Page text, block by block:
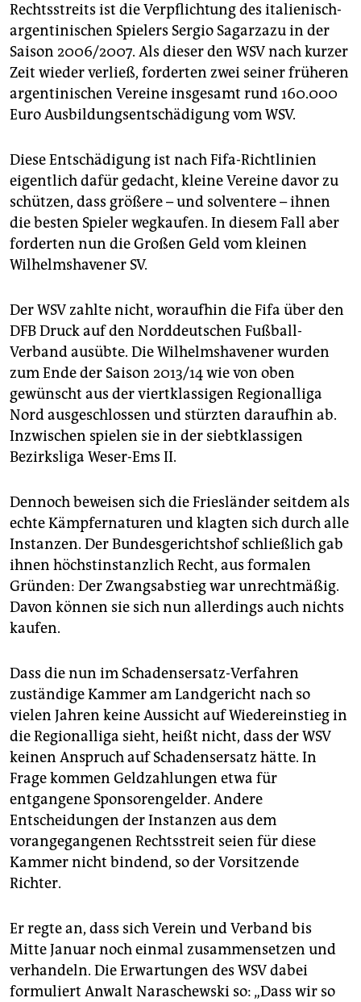
Rechtsstreits ist die Verpflichtung des italienisch-
argentinischen Spielers Sergio Sagarzazu in der
Saison 2006/2007. Als dieser den WSV nach kurzer
Zeit wieder verließ, forderten zwei seiner früheren
argentinischen Vereine insgesamt rund 160.000
Euro Ausbildungsentschädigung vom WSV.
Diese Entschädigung ist nach Fifa-Richtlinien
eigentlich dafür gedacht, kleine Vereine davor zu
schützen, dass größere – und solventere – ihnen
die besten Spieler wegkaufen. In diesem Fall aber
forderten nun die Großen Geld vom kleinen
Wilhelmshavener SV.
Der WSV zahlte nicht, woraufhin die Fifa über den
DFB Druck auf den Norddeutschen Fußball-
Verband ausübte. Die Wilhelmshavener wurden
zum Ende der Saison 2013/14 wie von oben
gewünscht aus der viertklassigen Regionalliga
Nord ausgeschlossen und stürzten daraufhin ab.
Inzwischen spielen sie in der siebtklassigen
Bezirksliga Weser-Ems II.
Dennoch beweisen sich die Friesländer seitdem als
echte Kämpfernaturen und klagten sich durch alle
Instanzen. Der Bundesgerichtshof schließlich gab
ihnen höchstinstanzlich Recht, aus formalen
Gründen: Der Zwangsabstieg war unrechtmäßig.
Davon können sie sich nun allerdings auch nichts
kaufen.
Dass die nun im Schadensersatz-Verfahren
zuständige Kammer am Landgericht nach so
vielen Jahren keine Aussicht auf Wiedereinstieg in
die Regionalliga sieht, heißt nicht, dass der WSV
keinen Anspruch auf Schadensersatz hätte. In
Frage kommen Geldzahlungen etwa für
entgangene Sponsorengelder. Andere
Entscheidungen der Instanzen aus dem
vorangegangenen Rechtsstreit seien für diese
Kammer nicht bindend, so der Vorsitzende
Richter.
Er regte an, dass sich Verein und Verband bis
Mitte Januar noch einmal zusammensetzen und
verhandeln. Die Erwartungen des WSV dabei
formuliert Anwalt Naraschewski so: „Dass wir so